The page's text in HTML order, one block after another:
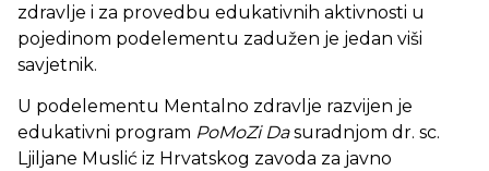
zdravlje i za provedbu edukativnih aktivnosti u
pojedinom podelementu zadužen je jedan viši
savjetnik.
U podelementu Mentalno zdravlje razvijen je
edukativni program PoMoZi Dasuradnjom dr. sc.
Ljiljane Muslić iz Hrvatskog zavoda za javno